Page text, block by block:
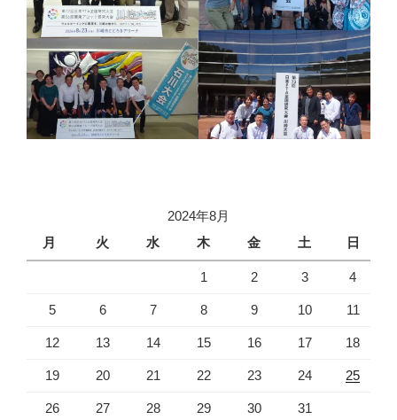
2024年8月
月
火 水 木 金 土 日
1 2 3 4
5 6 7 8 9 10 11
12 13 14 15 16 17 18
19 20 21 22 23 24 25
26 27 28 29 30 31